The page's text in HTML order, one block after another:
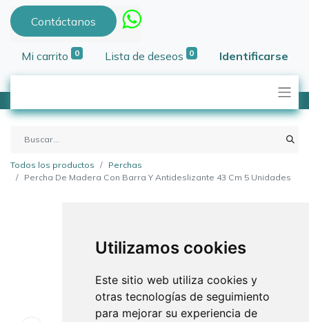
Utilizamos cookies
Este sitio web utiliza cookies y
otras tecnologías de seguimiento
para mejorar su experiencia de
Contáctanos
Mi carrito 0 Lista de deseos 0 Identificarse
Todos los productos
Perchas
Percha De Madera Con Barra Y Antideslizante 43 Cm 5 Unidades